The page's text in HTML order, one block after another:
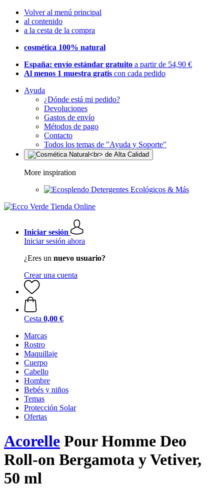
Volver al menú principal
al contenido
a la cesta de la compra
cosmética 100% natural
España: envío estándar gratuito a partir de 54,90 €
Al menos 1 muestra gratis con cada pedido
Ayuda
¿Dónde está mi pedido?
Devoluciones
Gastos de envío
Métodos de pago
Contacto
Todos los temas de "Ayuda y Soporte"
More inspiration
Detergentes Ecológicos & Más
Iniciar sesión
Iniciar sesión ahora
¿Eres un nuevo usuario?
Crear una cuenta
Cesta 0,00 €
Marcas
Rostro
Maquillaje
Cuerpo
Cabello
Hombre
Bebés y niños
Temas
Protección Solar
Ofertas
Acorelle Pour Homme Deo
Roll-on Bergamota y Vetiver,
50 ml